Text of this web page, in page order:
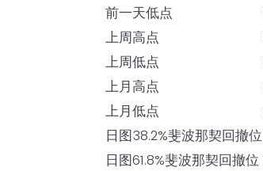
前一天低点
上周高点
上周低点
上月高点
上月低点
日图38.2%斐波那契回撤位
日图61.8%斐波那契回撤位